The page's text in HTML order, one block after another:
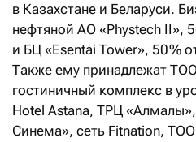
в Казахстане и Беларуси.
нефтяной АО «Phystech II»,
и БЦ «Esentai Tower», 50 %
Также ему принадлежат
гостиничный комплекс в
Hotel Astana, ТРЦ
Синема», сеть Fitnation,